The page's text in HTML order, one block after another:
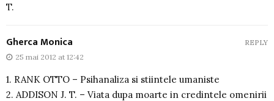
T.
Gherca Monica
25 mai 2012 at 12:42
1. RANK OTTO – Psihanaliza si stiintele umaniste
2. ADDISON J. T. – Viata dupa moarte in credintele omenirii
REPLY